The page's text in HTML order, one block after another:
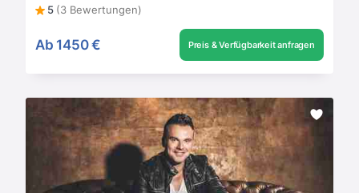
5 (3 Bewertungen)
Ab 1450 € Preis & Verfügbarkeit anfragen